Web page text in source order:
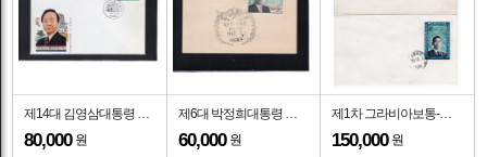
제14대 김영삼대통령 취임-서울중앙 기념인 초일봉투(FDC)-체성회 제작-1993.2.25일
80,000 원
제6대 박정희대통령 취임-서울중앙 기념인 철인 소인-1967.7.1일
60,000 원
제1차 그라비아보통-대통령 대형보통-2종-서울중앙 백봉 철인 초일봉투(FDC)-1970.9.28~12.1일
150,000 원